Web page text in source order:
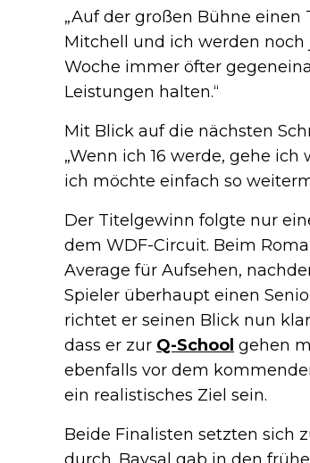
„Auf der großen Bühne
Mitchell und ich werden
Woche immer öfter
Leistungen halten.“
Mit Blick auf die nächsten
„Wenn ich 16 werde, gehe
ich möchte einfach so
Der Titelgewinn folgte nur
dem WDF-Circuit. Beim
Average für Aufsehen,
Spieler überhaupt einen
richtet er seinen Blick nun
dass er zur Q-School gehen
ebenfalls vor dem
ein realistisches Ziel sein.
Beide Finalisten setzten sich